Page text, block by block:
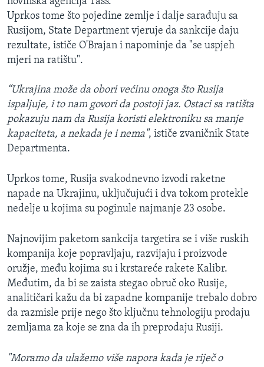
Uprkos tome što pojedine zemlje i dalje sarađuju sa
Rusijom, State Department vjeruje da sankcije daju
rezultate, ističe O'Brajan i napominje da "se uspjeh
mjeri na ratištu".
“Ukrajina može da obori većinu onoga što Rusija
ispaljuje, i to nam govori da postoji jaz. Ostaci sa ratišta
pokazuju nam da Rusija koristi elektroniku sa manje
kapaciteta, a nekada je i nema", ističe zvaničnik State
Departmenta.
Uprkos tome, Rusija svakodnevno izvodi raketne
napade na Ukrajinu, uključujući i dva tokom protekle
nedelje u kojima su poginule najmanje 23 osobe.
Najnovijim paketom sankcija targetira se i više ruskih
kompanija koje popravljaju, razvijaju i proizvode
oružje, među kojima su i krstareće rakete Kalibr.
Međutim, da bi se zaista stegao obruč oko Rusije,
analitičari kažu da bi zapadne kompanije trebalo dobro
da razmisle prije nego što ključnu tehnologiju prodaju
zemljama za koje se zna da ih preprodaju Rusiji.
"Moramo da ulažemo više napora kada je riječ o